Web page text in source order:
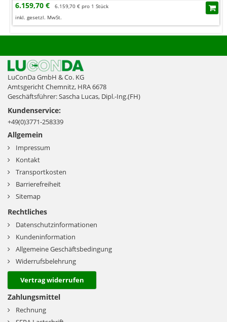
6.159,70 €
6.159,70 € pro 1 Stück
inkl. gesetzl. MwSt.
LuConDa GmbH & Co. KG
Amtsgericht Chemnitz, HRA 6678
Geschäftsführer: Sascha Lucas, Dipl.-Ing.(FH)
Kundenservice:
+49(0)3771-258339
Allgemein
Impressum
Kontakt
Transportkosten
Barrierefreiheit
Sitemap
Rechtliches
Datenschutzinformationen
Kundeninformation
Allgemeine Geschäftsbedingung
Widerrufsbelehrung
Vertrag widerrufen
Zahlungsmittel
Rechnung